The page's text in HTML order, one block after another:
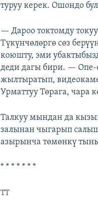
туруу керек. Ошондо
— Дароо токтомду
Түкүнчөлөргө сөз
коюшту, эми
деди дагы бири. — Опе-
жылтыратып,
Урматтуу Төрага, чара
Талкуу мындан да
залынан чыгарып
азырынча төмөнкү
* * * * * * *
TT